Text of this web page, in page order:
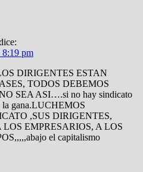
8:19 pm
DIRIGENTES ESTAN
TODOS DEBEMOS
SEA ASI….si no hay sindicato
la gana.LUCHEMOS
,SUS DIRIGENTES,
EMPRESARIOS, A LOS
el capitalismo